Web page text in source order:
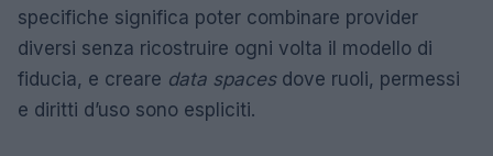
specifiche significa poter combinare provider
diversi senza ricostruire ogni volta il modello di
fiducia, e creare data spacesdove ruoli, permessi
e diritti d’uso sono espliciti.